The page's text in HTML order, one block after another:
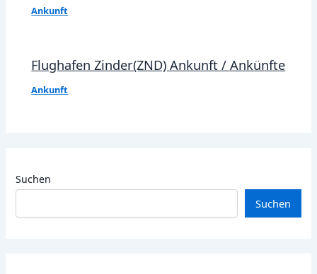
Ankunft
Flughafen Zinder(ZND) Ankunft / Ankünfte
Ankunft
Suchen
Suchen